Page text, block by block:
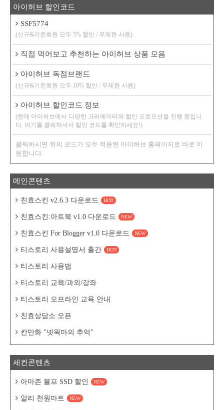
아이허브 할인코드
SSF5774
(신규&기존회원 모두 5% 할인 / 무제한 사용)
직접 먹어보고 추천하는 아이허브 상품 모음
아이허브 독점브랜드
(신규&기존회원 모두 10% 할인 / 무제한 사용)
아이허브 할인코드 정보
(현재 아이허브에서 다양한 크리에이터와 할인 프로모션을 진행 중입니
다. 여기를 클릭하셔서 할인 코드를 확인하세요!)
클릭하시면 위의 코드가 모두 적용된 아이허브 홈페이지로 바로 이
동합니다.
메인콘텐츠
친효스킨 v2.6.3 다운로드 HOT
친효스킨:아트북 v1.0 다운로드 NEW
친효스킨 For Blogger v1.0 다운로드 NEW
티스토리 사용설명서 출간 HOT
티스토리 사용법
티스토리 교육/과외/강좌
티스토리 오프라인 교육 안내
친효상담소 오픈
칸만화 "넷웍마의 추억"
세컨콘텐츠
아마존 블프 SSD 할인 NEW
알리 천원마트 NEW